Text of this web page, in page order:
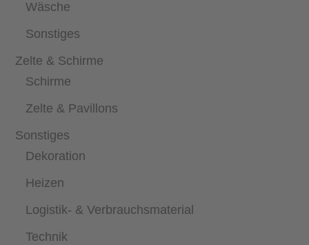
Wäsche
Sonstiges
Zelte & Schirme
Schirme
Zelte & Pavillons
Sonstiges
Dekoration
Heizen
Logistik- & Verbrauchsmaterial
Technik